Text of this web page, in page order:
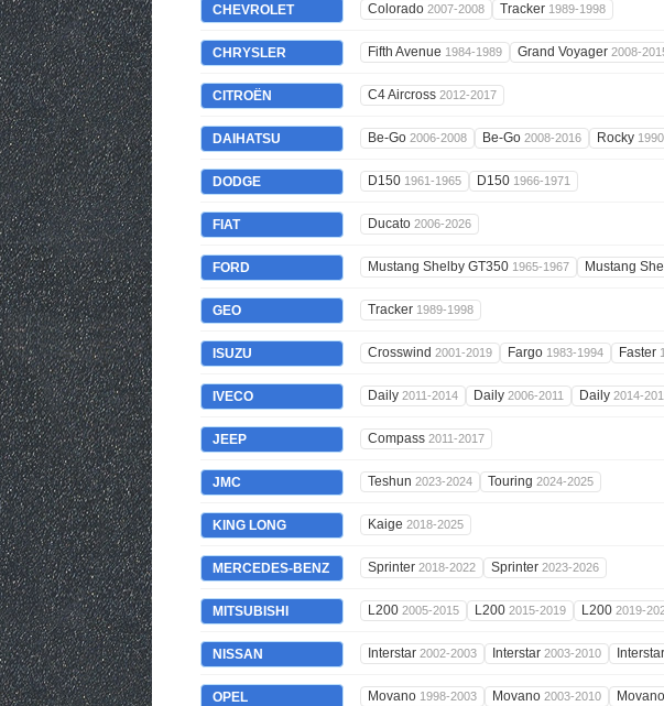
CHEVROLET Colorado 2007-2008 Tracker 1989-1998
CHRYSLER Fifth Avenue 1984-1989 Grand Voyager 2008-
CITROËN C4 Aircross 2012-2017
DAIHATSU Be-Go 2006-2008 Be-Go 2008-2016 Rocky
DODGE D150 1961-1965 D150 1966-1971
FIAT Ducato 2006-2026
FORD Mustang Shelby GT350 1965-1967 Mustang
GEO Tracker 1989-1998
ISUZU Crosswind 2001-2019 Fargo 1983-1994 Faster
IVECO Daily 2011-2014 Daily 2006-2011 Daily 2014-
JEEP Compass 2011-2017
JMC Teshun 2023-2024 Touring 2024-2025
KING LONG Kaige 2018-2025
MERCEDES-BENZ Sprinter 2018-2022 Sprinter 2023-2026
MITSUBISHI L200 2005-2015 L200 2015-2019 L200 2019-
NISSAN Interstar 2002-2003 Interstar 2003-2010 Interstar
OPEL Movano 1998-2003 Movano 2003-2010 Movano